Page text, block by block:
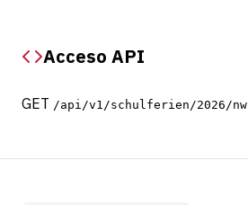
Acceso API
GET /api/v1/schulferien/2026/nw